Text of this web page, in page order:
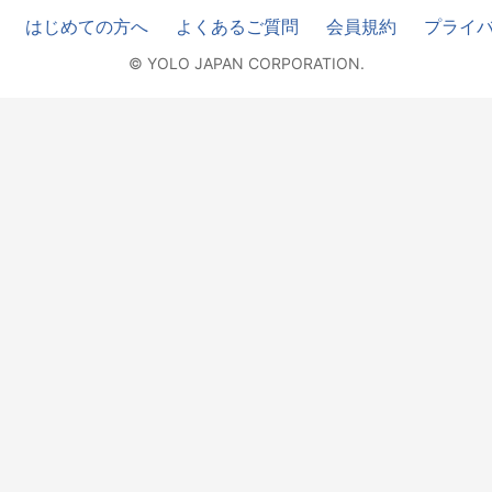
はじめての方へ よくあるご質問 会員規約 プライ
© YOLO JAPAN CORPORATION.